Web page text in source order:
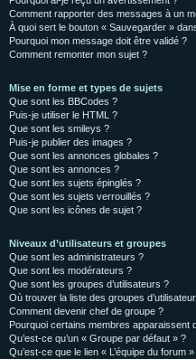
Comment rapporter des messages à un
À quoi sert le bouton « Sauvegarder »
Pourquoi mon message doit être validé ?
Comment remonter mon sujet ?
Mise en forme et types de sujets
Que sont les BBCodes ?
Puis-je utiliser le HTML ?
Que sont les smileys ?
Puis-je publier des images ?
Que sont les annonces globales ?
Que sont les annonces ?
Que sont les sujets épinglés ?
Que sont les sujets verrouillés ?
Que sont les icônes de sujet ?
Niveaux d’utilisateurs et groupes
Que sont les administrateurs ?
Que sont les modérateurs ?
Que sont les groupes d’utilisateurs ?
Où trouver la liste des groupes
Comment devenir chef de groupe ?
Pourquoi certains membres apparaissent
Qu’est-ce qu’un « Groupe par défaut » ?
Qu’est-ce que le lien « L’équipe du forum »